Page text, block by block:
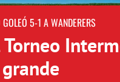
GOLEÓ 5-1 A WANDERERS